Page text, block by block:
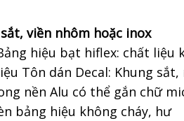
viền nhôm hoặc inox
hiệu bạt hiflex: chất liệu
Tôn dán Decal: Khung
nền Alu có thể gắn chữ
bảng hiệu không cháy, hư